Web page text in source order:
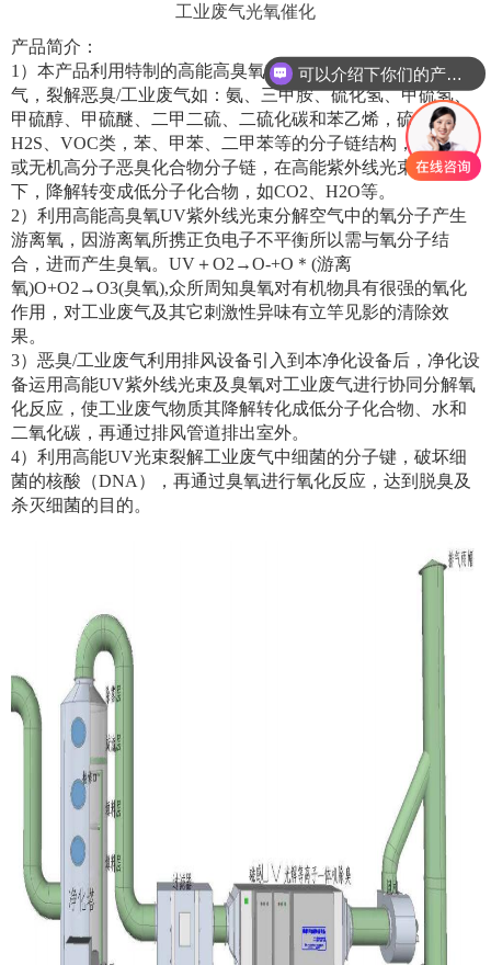
工业废气光氧催化
产品简介：
1）本产品利用特制的高能高臭氧UV紫外线光束照射工业废
气，裂解恶臭/工业废气如：氨、三甲胺、硫化氢、甲硫氢、
甲硫醇、甲硫醚、二甲二硫、二硫化碳和苯乙烯，硫化物
H2S、VOC类，苯、甲苯、二甲苯等的分子链结构，使有机
或无机高分子恶臭化合物分子链，在高能紫外线光束照射
下，降解转变成低分子化合物，如CO2、H2O等。
2）利用高能高臭氧UV紫外线光束分解空气中的氧分子产生
游离氧，因游离氧所携正负电子不平衡所以需与氧分子结
合，进而产生臭氧。UV＋O2→O-+O＊(游离
氧)O+O2→O3(臭氧),众所周知臭氧对有机物具有很强的氧化
作用，对工业废气及其它刺激性异味有立竿见影的清除效
果。
3）恶臭/工业废气利用排风设备引入到本净化设备后，净化设
备运用高能UV紫外线光束及臭氧对工业废气进行协同分解氧
化反应，使工业废气物质其降解转化成低分子化合物、水和
二氧化碳，再通过排风管道排出室外。
4）利用高能UV光束裂解工业废气中细菌的分子键，破坏细
菌的核酸（DNA），再通过臭氧进行氧化反应，达到脱臭及
杀灭细菌的目的。
可以介绍下你们的产品么